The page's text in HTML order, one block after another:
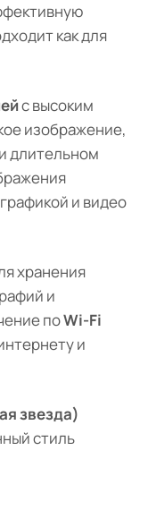
как для
с высоким
изображение,
длительном
и видео
хранения
и
поWi-Fi
и
звезда)
стиль